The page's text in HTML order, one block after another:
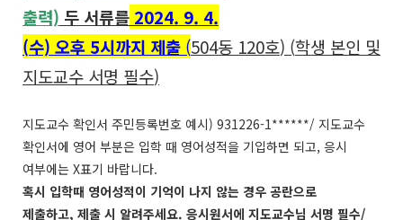
출력) 두 서류를 2024. 9. 4.
(수) 오후 5시까지 제출 (504동 120호) (학생 본인 및
지도교수 서명 필수)
지도교수 확인서 주민등록번호 예시) 931226-1******/ 지도교수
확인서에 영어 부분은 입학 때 영어성적을 기입하면 되고, 응시
여부에는 X표기 바랍니다.
혹시 입학때 영어성적이 기억이 나지 않는 경우 공란으로
제출하고, 제출 시 알려주세요. 응시원서에 지도교수님 서명 필수/